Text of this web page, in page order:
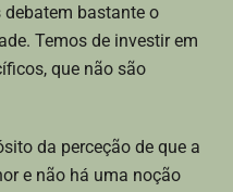
bastante o
Temos de investir em
que não são
da perceção de que a
e não há uma noção